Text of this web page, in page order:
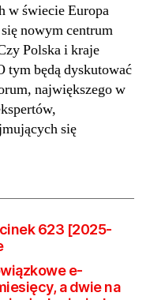
–
dla
w świecie Europa
nowym centrum
Polska i kraje
tym będą dyskutować
największego w
się
623 [2025-
e-
a dwie na